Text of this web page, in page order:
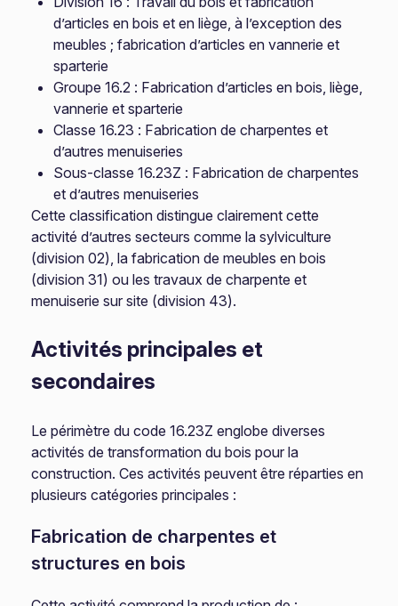
d’articles en bois et en liège, à l’exception des
meubles ; fabrication d’articles en vannerie et
sparterie
Groupe 16.2 : Fabrication d’articles en bois, liège,
vannerie et sparterie
Classe 16.23 : Fabrication de charpentes et
d’autres menuiseries
Sous-classe 16.23Z : Fabrication de charpentes
et d’autres menuiseries
Cette classification distingue clairement cette
activité d’autres secteurs comme la sylviculture
(division 02), la fabrication de meubles en bois
(division 31) ou les travaux de charpente et
menuiserie sur site (division 43).
Activités principales et
secondaires
Le périmètre du code 16.23Z englobe diverses
activités de transformation du bois pour la
construction. Ces activités peuvent être réparties en
plusieurs catégories principales :
Fabrication de charpentes et
structures en bois